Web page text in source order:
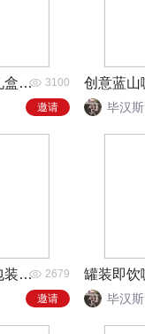
古风精品咖啡礼盒设计 3100
邀请 毕汉斯
极简咖啡品牌包装设计 2679
邀请 毕汉斯